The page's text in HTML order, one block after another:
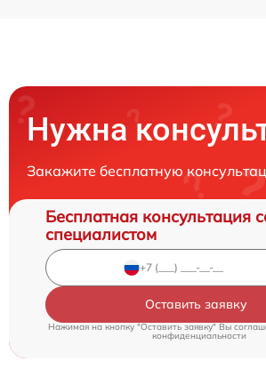
Нужна
Закажите бесплатную
Бесплатная консультация
специалистом
Оставить заявку
Нажимая на кнопку "Оставить заявку" Вы
конфиденциальности